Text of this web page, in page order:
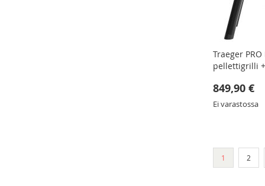
Traeger PRO
pellettigrilli
849,90 €
Ei varastossa
You're
1 Sivu
2